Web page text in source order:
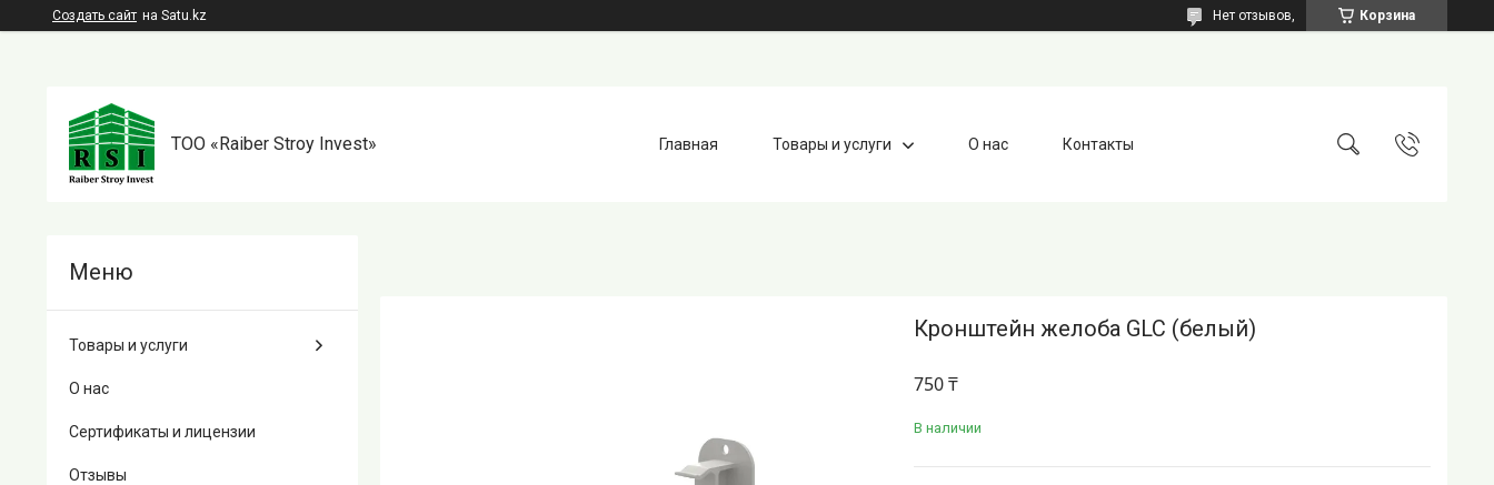
Создать сайт на Satu.kz Корзина
Нет отзывов,
TOO «Raiber Stroy Invest» Главная Товары и услуги О нас Контакты
Кронштейн желоба GLC (белый)
750 ₸
В наличии
Товары и услуги
О нас
Сертификаты и лицензии
Отзывы